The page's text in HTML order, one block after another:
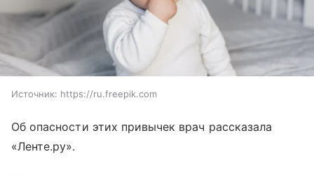
Источник: https://ru.freepik.com
Об опасности этих привычек врач рассказала
«Ленте.ру».